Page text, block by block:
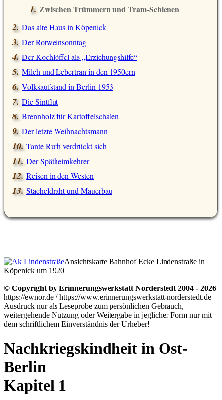
Zwischen Trümmern und Tram-Schienen
Das alte Haus in Köpenick
Der Rotweinsonntag
Der Kochlöffel als „Erziehungshilfe“
Milch und Lebertran in den 1950ern
Volksaufstand in Berlin 1953
Die Sintflut
Brennholz für Kartoffelschalen
Der letzte Weihnachtsmann
Tante Ruth verdrückt sich
Der Spätheimkehrer
Reisen in den Westen
Stacheldraht und Mauerbau
Ansichtskarte Bahnhof Ecke Lindenstraße in
Köpenick um 1920
© Copyright by Erinnerungswerkstatt Norderstedt 2004 - 2026
https://ewnor.de / https://www.erinnerungswerkstatt-norderstedt.de
Ausdruck nur als Leseprobe zum persönlichen Gebrauch,
weitergehende Nutzung oder Weitergabe in jeglicher Form nur mit
dem schriftlichem Einverständnis der Urheber!
Nachkriegskindheit in Ost-
Berlin
Kapitel 1